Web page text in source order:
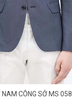
CÔNG SỞ MS 058